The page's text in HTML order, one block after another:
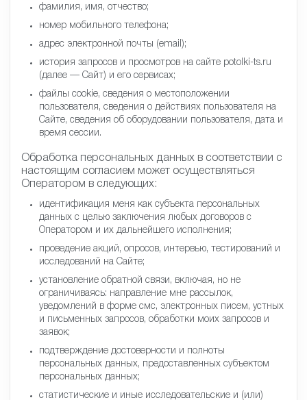
фамилия, имя, отчество;
номер мобильного телефона;
адрес электронной почты (email);
история запросов и просмотров на сайте potolki-ts.ru
(далее — Сайт) и его сервисах;
файлы cookie, сведения о местоположении
пользователя, сведения о действиях пользователя на
Сайте, сведения об оборудовании пользователя, дата и
время сессии.
Обработка персональных данных в соответствии с
настоящим согласием может осуществляться
Оператором в следующих:
идентификация меня как субъекта персональных
данных с целью заключения любых договоров с
Оператором и их дальнейшего исполнения;
проведение акций, опросов, интервью, тестирований и
исследований на Сайте;
установление обратной связи, включая, но не
ограничиваясь: направление мне рассылок,
уведомлений в форме смс, электронных писем, устных
и письменных запросов, обработки моих запросов и
заявок;
подтверждение достоверности и полноты
персональных данных, предоставленных субъектом
персональных данных;
статистические и иные исследовательские и (или)